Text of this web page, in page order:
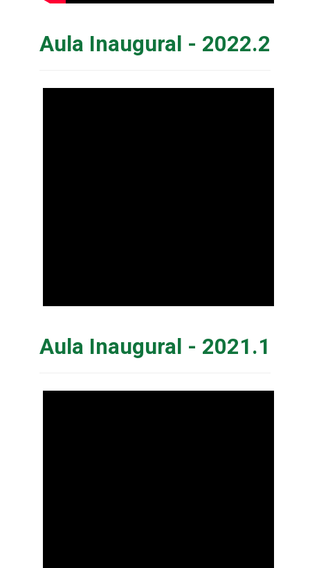
Aula Inaugural - 2022.2
Aula Inaugural - 2021.1